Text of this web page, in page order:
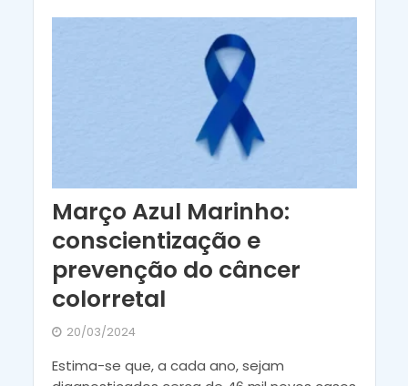
Março Azul Marinho:
conscientização e
prevenção do câncer
colorretal
20/03/2024
Estima-se que, a cada ano, sejam